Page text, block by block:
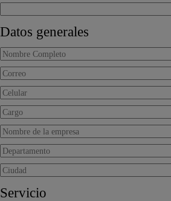
Datos generales
Servicio